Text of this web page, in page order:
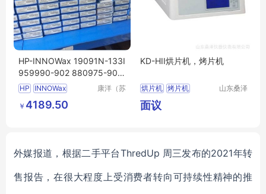
HP-INNOWax 19091N-133I
959990-902 880975-902
883975-902
HP
INNOWax
19091N
133I
883975 902
康洋（苏
￥ 4189.50
KD-HII烘片机，烤片机
烘片机 烤片机
山东桑泽
面议
外媒报道， 根据二手平台ThredUp 周三发布的2021年转
售报告，在很大程度上受消费者转向可持续性精神的推